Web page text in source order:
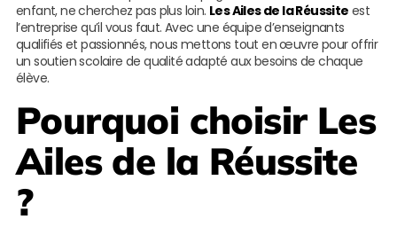
enfant, ne cherchez pas plus loin. Les Ailes de la Réussite est
l’entreprise qu’il vous faut. Avec une équipe d’enseignants
qualifiés et passionnés, nous mettons tout en œuvre pour offrir
un soutien scolaire de qualité adapté aux besoins de chaque
élève.
Pourquoi choisir Les
Ailes de la Réussite
?